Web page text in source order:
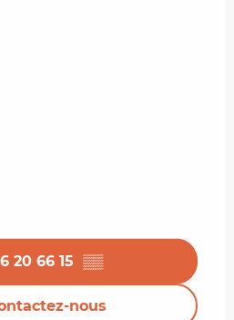
20 66 15 ▒▒
nous